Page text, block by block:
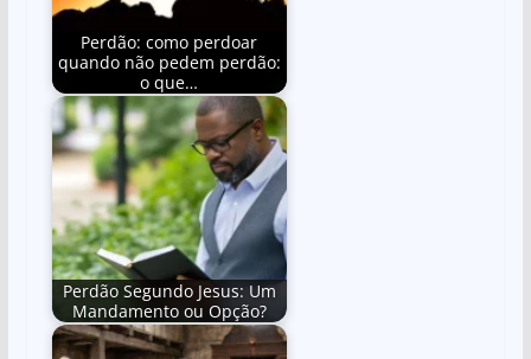
Perdão: como perdoar
quando não pedem perdão:
o que…
Perdão Segundo Jesus: Um
Mandamento ou Opção?